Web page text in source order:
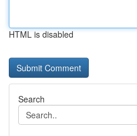
HTML is disabled
Search